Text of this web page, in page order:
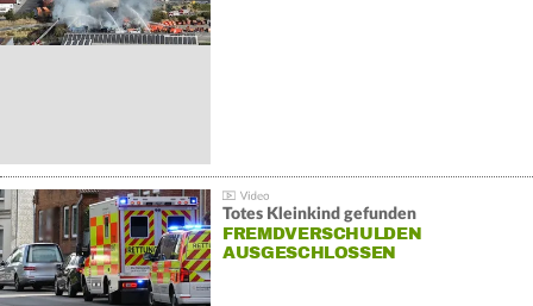
Totes Kleinkind gefunden
FREMDVERSCHULDEN
AUSGESCHLOSSEN